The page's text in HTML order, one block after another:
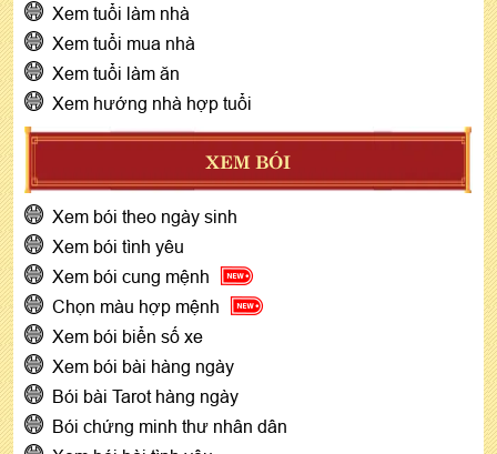
Xem tuổi làm nhà
Xem tuổi mua nhà
Xem tuổi làm ăn
Xem hướng nhà hợp tuổi
XEM BÓI
Xem bói theo ngày sinh
Xem bói tình yêu
Xem bói cung mệnh
Chọn màu hợp mệnh
Xem bói biển số xe
Xem bói bài hàng ngày
Bói bài Tarot hàng ngày
Bói chứng minh thư nhân dân